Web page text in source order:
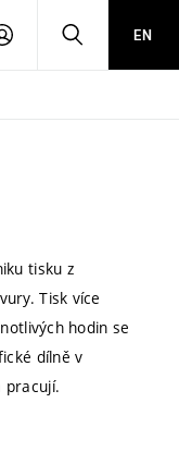
PŘIHLÁSIT HLEDATEN
tisku z
Tisk více
hodin se
dílně v
pracují.